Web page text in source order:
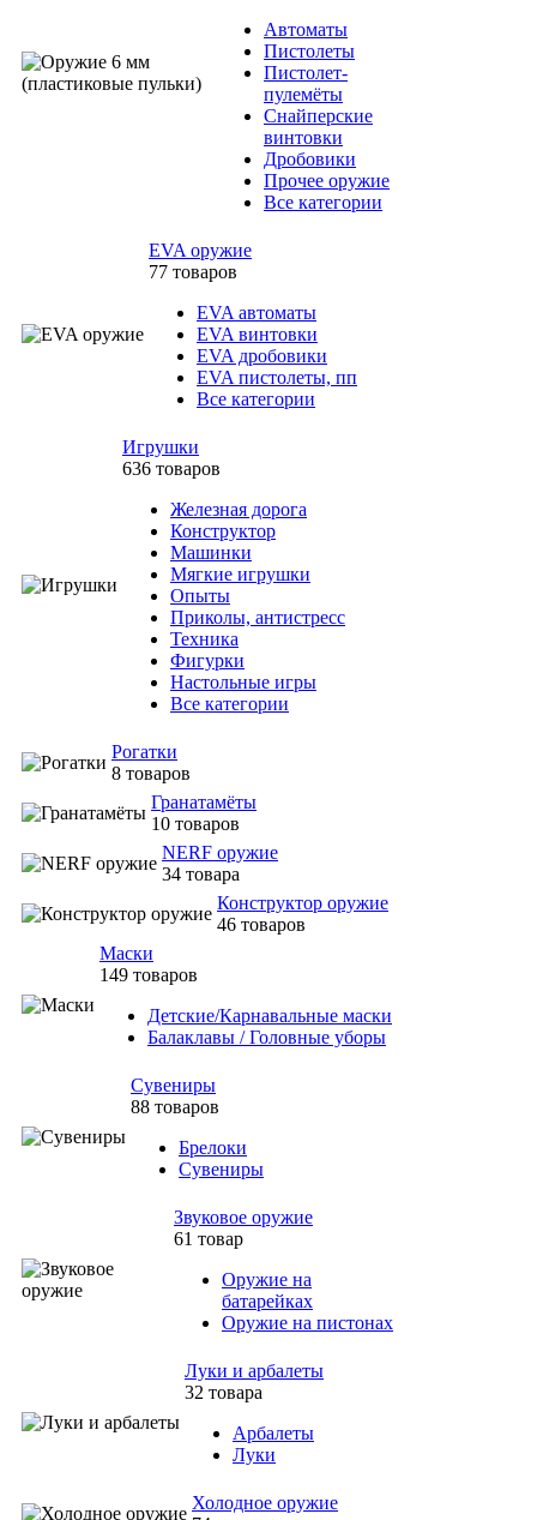
Автоматы
Пистолеты
Пистолет-
пулемёты
Снайперские
винтовки
Дробовики
Прочее оружие
Все категории
EVA оружие
77 товаров
EVA автоматы
EVA винтовки
EVA дробовики
EVA пистолеты, пп
Все категории
Игрушки
636 товаров
Железная дорога
Конструктор
Машинки
Мягкие игрушки
Опыты
Приколы, антистресс
Техника
Фигурки
Настольные игры
Все категории
Рогатки
8 товаров
Гранатамёты
10 товаров
NERF оружие
34 товара
Конструктор оружие
46 товаров
Маски
149 товаров
Детские/Карнавальные маски
Балаклавы / Головные уборы
Сувениры
88 товаров
Брелоки
Сувениры
Звуковое оружие
61 товар
Оружие на
батарейках
Оружие на пистонах
Луки и арбалеты
32 товара
Арбалеты
Луки
Холодное оружие